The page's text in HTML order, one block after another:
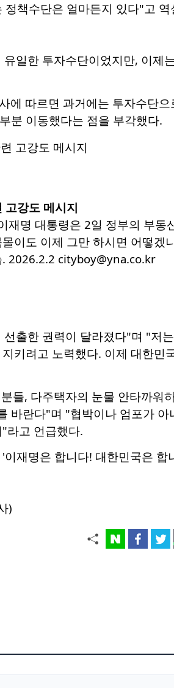
책수단은 얼마든지 있다"고 역
일한 투자수단이었지만, 이제
에 따르면 과거에는 투자수단
분 이동했다는 점을 부각했다.
고강도 메시지
재명 대통령은 2일 정부의 부
이도 이제 그만 하시면 어떻
2026.2.2 cityboy@yna.co.kr
출한 권력이 달라졌다"며 "저
키려고 노력했다. 이제 대한
들, 다주택자의 눈물 안타까워
바란다"며 "협박이나 엄포가
라고 언급했다.
재명은 합니다! 대한민국은
)